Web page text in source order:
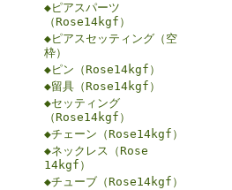
◆ピアスパーツ
（Rose14kgf）
◆ピアスセッティング（空
枠）
◆ピン（Rose14kgf）
◆留具（Rose14kgf）
◆セッティング
（Rose14kgf）
◆チェーン（Rose14kgf）
◆ネックレス（Rose
14kgf）
◆チューブ（Rose14kgf）